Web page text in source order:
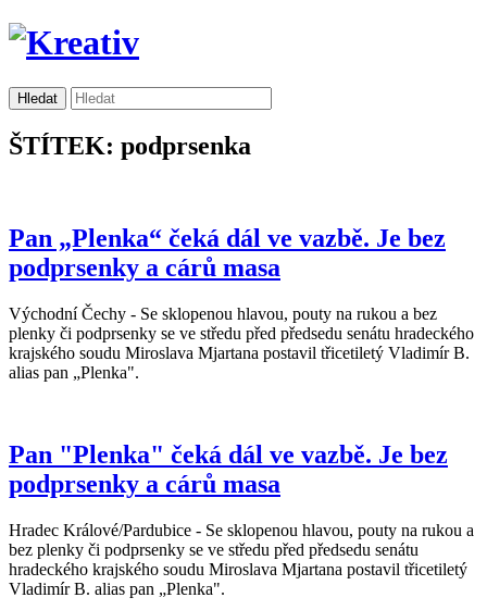
ŠTÍTEK: podprsenka
Pan „Plenka“ čeká dál ve vazbě. Je bez
podprsenky a cárů masa
Východní Čechy - Se sklopenou hlavou, pouty na rukou a bez
plenky či podprsenky se ve středu před předsedu senátu hradeckého
krajského soudu Miroslava Mjartana postavil třicetiletý Vladimír B.
alias pan „Plenka".
Pan "Plenka" čeká dál ve vazbě. Je bez
podprsenky a cárů masa
Hradec Králové/Pardubice - Se sklopenou hlavou, pouty na rukou a
bez plenky či podprsenky se ve středu před předsedu senátu
hradeckého krajského soudu Miroslava Mjartana postavil třicetiletý
Vladimír B. alias pan „Plenka".